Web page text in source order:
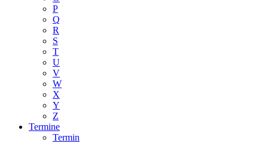
P
Q
R
S
T
U
V
W
X
Y
Z
Termine
Termin